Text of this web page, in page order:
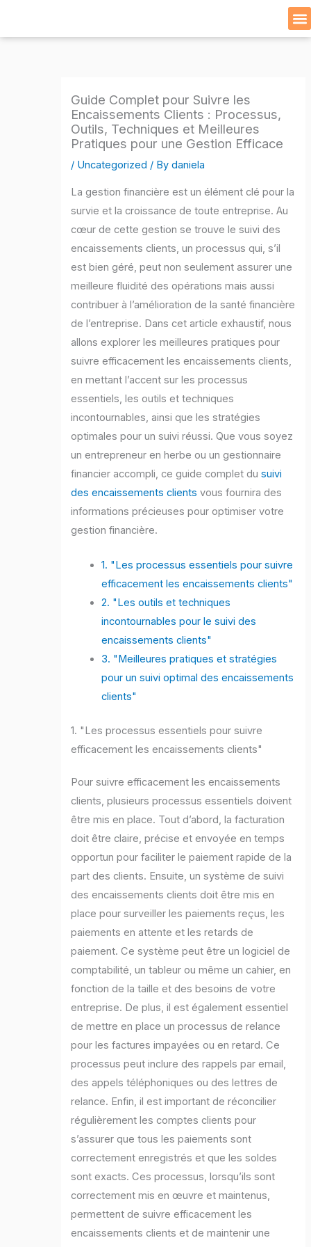
Guide Complet pour Suivre les
Encaissements Clients : Processus,
Outils, Techniques et Meilleures
Pratiques pour une Gestion Efficace
/ Uncategorized / Bydaniela
La gestion financière est un élément clé pour la
survie et la croissance de toute entreprise. Au
cœur de cette gestion se trouve le suivi des
encaissements clients, un processus qui, s’il
est bien géré, peut non seulement assurer une
meilleure fluidité des opérations mais aussi
contribuer à l’amélioration de la santé financière
de l’entreprise. Dans cet article exhaustif, nous
allons explorer les meilleures pratiques pour
suivre efficacement les encaissements clients,
en mettant l’accent sur les processus
essentiels, les outils et techniques
incontournables, ainsi que les stratégies
optimales pour un suivi réussi. Que vous soyez
un entrepreneur en herbe ou un gestionnaire
financier accompli, ce guide complet dusuivi
des encaissements clients vous fournira des
informations précieuses pour optimiser votre
gestion financière.
1. "Les processus essentiels pour suivre
efficacement les encaissements clients"
2. "Les outils et techniques
incontournables pour le suivi des
encaissements clients"
3. "Meilleures pratiques et stratégies
pour un suivi optimal des encaissements
clients"
1. "Les processus essentiels pour suivre
efficacement les encaissements clients"
Pour suivre efficacement les encaissements
clients, plusieurs processus essentiels doivent
être mis en place. Tout d’abord, la facturation
doit être claire, précise et envoyée en temps
opportun pour faciliter le paiement rapide de la
part des clients. Ensuite, un système de suivi
des encaissements clients doit être mis en
place pour surveiller les paiements reçus, les
paiements en attente et les retards de
paiement. Ce système peut être un logiciel de
comptabilité, un tableur ou même un cahier, en
fonction de la taille et des besoins de votre
entreprise. De plus, il est également essentiel
de mettre en place un processus de relance
pour les factures impayées ou en retard. Ce
processus peut inclure des rappels par email,
des appels téléphoniques ou des lettres de
relance. Enfin, il est important de réconcilier
régulièrement les comptes clients pour
s’assurer que tous les paiements sont
correctement enregistrés et que les soldes
sont exacts. Ces processus, lorsqu’ils sont
correctement mis en œuvre et maintenus,
permettent de suivre efficacement les
encaissements clients et de maintenir une